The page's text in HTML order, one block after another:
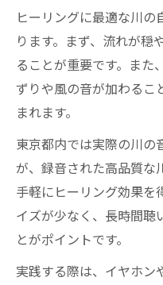
ヒーリングに最適な川
ります。まず、流れが穏
ることが重要です。また
ずりや風の音が加わるこ
まれます。
東京都内では実際の川の
が、録音された高品質な
手軽にヒーリング効果を
イズが少なく、長時間聴
とがポイントです。
実践する際は、イヤホ